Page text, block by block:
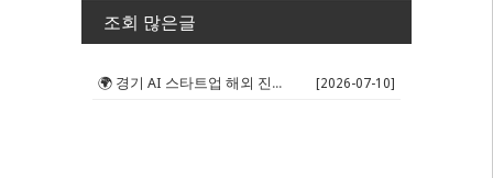
조회 많은글
🌍 경기 AI 스타트업 해외 진출 판... [2026-07-10]